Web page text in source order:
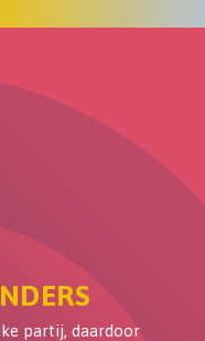
partij, daardoor